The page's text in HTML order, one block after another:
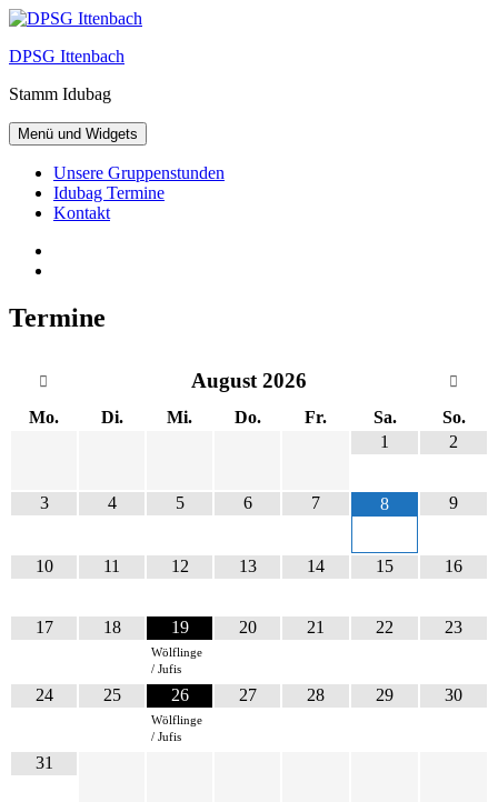
Zum
springen
DPSG Ittenbach
Stamm Idubag
Menü und Widgets
Unsere Gruppenstunden
Idubag Termine
Kontakt
Termine
August 2026
Mo. Di. Mi. Do. Fr. Sa.
So.
1
2
3 4 5 6 7 8 9
10 11 12 13 14 15 16
17 18 19
Wölflinge
/ Jufis
20 21 22 23
24 25 26
Wölflinge
/ Jufis
27 28 29 30
31